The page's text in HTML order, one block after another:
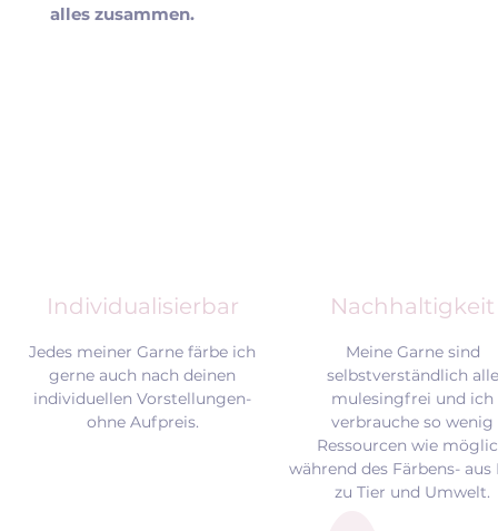
alles zusammen.
Individualisierbar Nachhaltigkeit
Jedes meiner Garne färbe ich
gerne auch nach deinen
individuellen Vorstellungen-
ohne Aufpreis.
Meine Garne sind
selbstverständlich alle
mulesingfrei und ich
verbrauche so wenig
Ressourcen wie
während des Färbens- aus
zu Tier und Umwelt.